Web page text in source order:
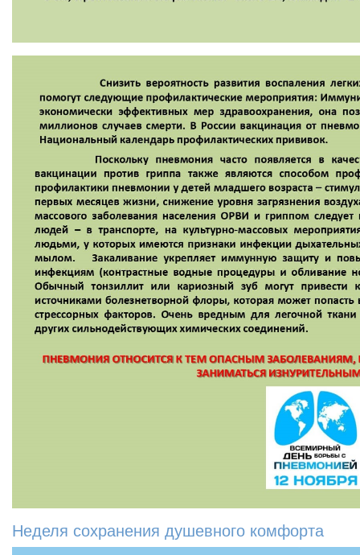
Неделя сохранения душевного комфорта